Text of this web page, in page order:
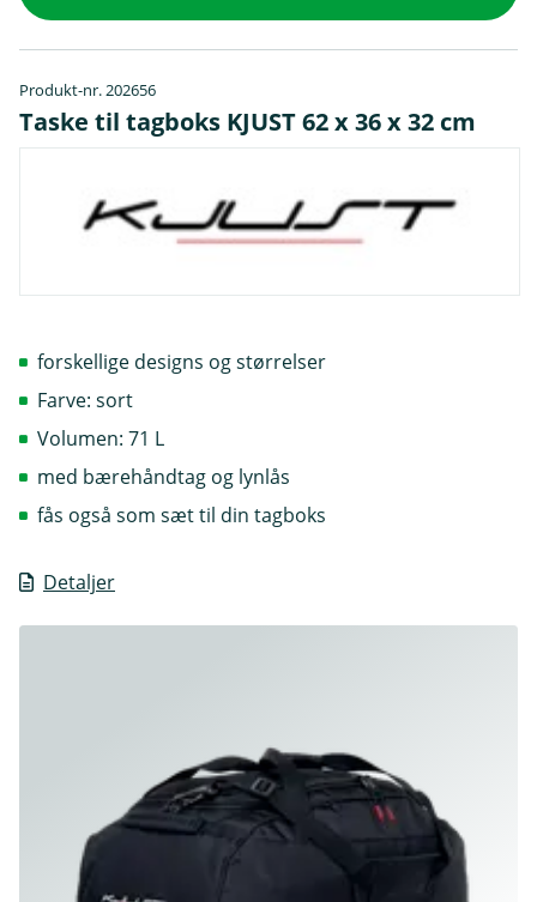
Produkt-nr. 202656
Taske til tagboks KJUST 62 x 36 x 32 cm
Detaljer
forskellige designs og størrelser
Farve: sort
Volumen: 71 L
med bærehåndtag og lynlås
fås også som sæt til din tagboks